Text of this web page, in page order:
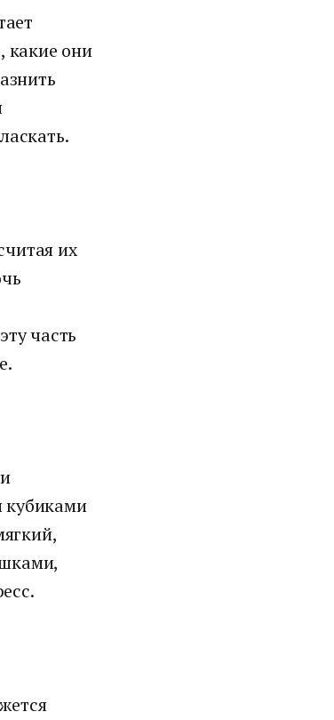
какие они
их
часть
кубиками